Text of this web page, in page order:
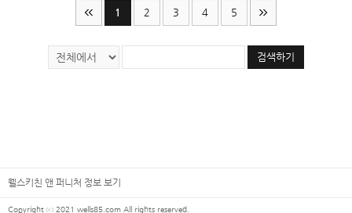
1 2 3 4 5
검색하기
웰스키친 앤 퍼니처 정보 보기
Copyright ⓒ 2021 wells85.com All rights reserved.